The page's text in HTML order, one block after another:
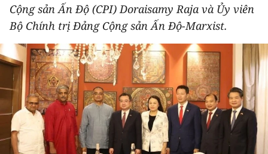
DU LỊCH
THẾ GIỚI
THỂ THAO
GIÁO DỤC
Y TẾ
Cộng sản Ấn Độ (CPI) Doraisamy Raja và Ủy viên
Bộ Chính trị Đảng Cộng sản Ấn Độ-Marxist.